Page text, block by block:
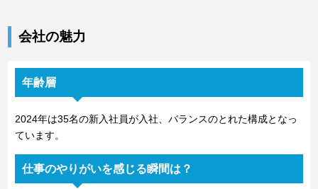
会社の魅力
年齢層
2024年は35名の新入社員が入社、バランスのとれた構成となっ
ています。
仕事のやりがいを感じる瞬間は？